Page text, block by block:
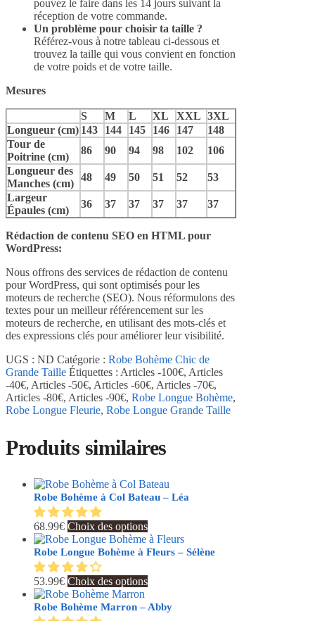
pouvez le faire dans les 14 jours suivant la
réception de votre commande.
Un problème pour choisir ta taille ?
Référez-vous à notre tableau ci-dessous et
trouvez la taille qui vous convient en fonction
de votre poids et de votre taille.
Mesures
S M L XL XXL 3XL
Longueur (cm) 143 144 145 146 147
148
Tour de
Poitrine (cm)
86 90 94 98 102
106
Longueur des
Manches (cm)
48 49 50 51 52
53
Largeur
Épaules (cm)
36 37 37 37 37 37
Rédaction de contenu SEO en HTML pour
WordPress:
Nous offrons des services de rédaction de contenu
pour WordPress, qui sont optimisés pour les
moteurs de recherche (SEO). Nous réformulons des
textes pour un meilleur référencement sur les
moteurs de recherche, en utilisant des mots-clés et
des expressions clés pour améliorer leur visibilité.
UGS : ND Catégorie : Robe Bohème Chic de
Grande Taille Étiquettes : Articles -100€, Articles
-40€, Articles -50€, Articles -60€, Articles -70€,
Articles -80€, Articles -90€, Robe Longue Bohème,
Robe Longue Fleurie, Robe Longue Grande Taille
Produits similaires
Robe Bohème à Col Bateau – Léa
68.99€ Choix des optionsCe
produit
a
variations.
Les
options
peuvent
Robe Longue Bohème à Fleurs – Sélène
53.99€ Choix des optionsCe
a
Robe Bohème Marron – Abby